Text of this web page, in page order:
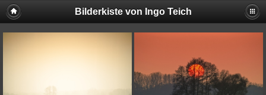
Bilderkiste von Ingo Teich